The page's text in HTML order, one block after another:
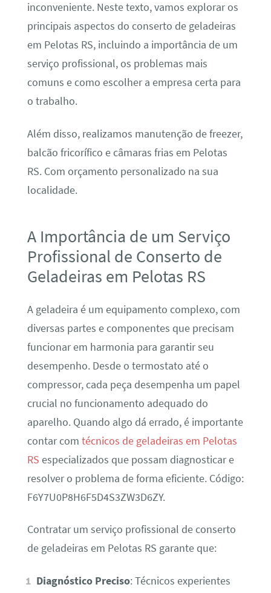
inconveniente. Neste texto, vamos explorar os
principais aspectos do conserto de geladeiras
em Pelotas RS, incluindo a importância de um
serviço profissional, os problemas mais
comuns e como escolher a empresa certa para
o trabalho.
Além disso, realizamos manutenção de freezer,
balcão fricorífico e câmaras frias em Pelotas
RS. Com orçamento personalizado na sua
localidade.
A Importância de um Serviço
Profissional de Conserto de
Geladeiras em Pelotas RS
A geladeira é um equipamento complexo, com
diversas partes e componentes que precisam
funcionar em harmonia para garantir seu
desempenho. Desde o termostato até o
compressor, cada peça desempenha um papel
crucial no funcionamento adequado do
aparelho. Quando algo dá errado, é importante
contar com técnicos de geladeiras em Pelotas
RS especializados que possam diagnosticar e
resolver o problema de forma eficiente. Código:
F6Y7U0P8H6F5D4S3ZW3D6ZY.
Contratar um serviço profissional de conserto
de geladeiras em Pelotas RS garante que:
Diagnóstico Preciso: Técnicos experientes